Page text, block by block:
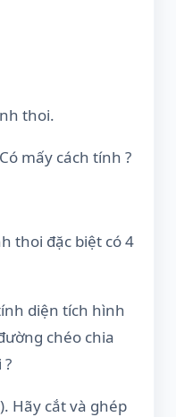
thoi.
mấy cách tính ?
thoi đặc biệt có 4
diện tích hình
chéo chia
Hãy cắt và ghép